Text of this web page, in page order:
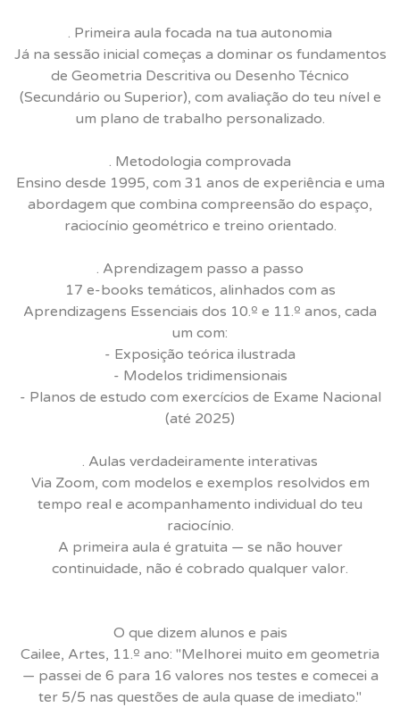
. Primeira aula focada na tua autonomia
Já na sessão inicial começas a dominar os fundamentos
de Geometria Descritiva ou Desenho Técnico
(Secundário ou Superior), com avaliação do teu nível e
um plano de trabalho personalizado.
. Metodologia comprovada
Ensino desde 1995, com 31 anos de experiência e uma
abordagem que combina compreensão do espaço,
raciocínio geométrico e treino orientado.
. Aprendizagem passo a passo
17 e-books temáticos, alinhados com as
Aprendizagens Essenciais dos 10.º e 11.º anos, cada
um com:
- Exposição teórica ilustrada
- Modelos tridimensionais
- Planos de estudo com exercícios de Exame Nacional
(até 2025)
. Aulas verdadeiramente interativas
Via Zoom, com modelos e exemplos resolvidos em
tempo real e acompanhamento individual do teu
raciocínio.
A primeira aula é gratuita — se não houver
continuidade, não é cobrado qualquer valor.
O que dizem alunos e pais
Cailee, Artes, 11.º ano: "Melhorei muito em geometria
— passei de 6 para 16 valores nos testes e comecei a
ter 5/5 nas questões de aula quase de imediato."